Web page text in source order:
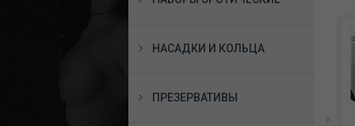
НАСАДКИ И КОЛЬЦА
ПРЕЗЕРВАТИВЫ